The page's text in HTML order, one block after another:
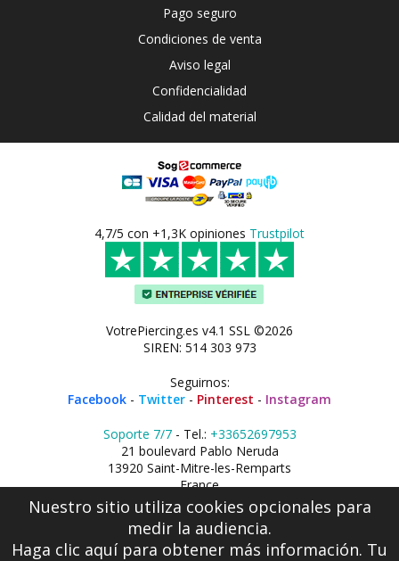
Pago seguro
Condiciones de venta
Aviso legal
Confidencialidad
Calidad del material
4,7/5 con +1,3K opiniones Trustpilot
VotrePiercing.es v4.1 SSL ©2026
SIREN: 514 303 973
Seguirnos:
Facebook - Twitter - Pinterest - Instagram
Soporte 7/7- Tel.: +33652697953
21 boulevard Pablo Neruda
13920 Saint-Mitre-les-Remparts
France
Nuestro sitio utiliza cookies opcionales para
medir la audiencia.
Haga clic aquípara obtener más información. Tu